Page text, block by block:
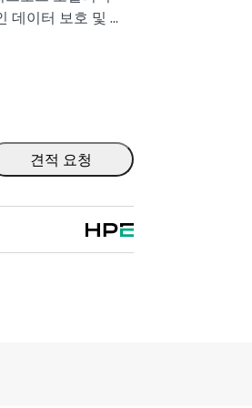
데이터 보호 및 복
터를 원활하게
견적 요청